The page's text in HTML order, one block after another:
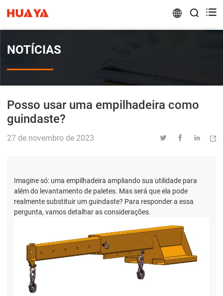
 
NOTÍCIAS
Posso usar uma empilhadeira como
guindaste?
27 de novembro de 2023    
Imagine só: uma empilhadeira ampliando sua utilidade para
além do levantamento de paletes. Mas será que ela pode
realmente substituir um guindaste? Para responder a essa
pergunta, vamos detalhar as considerações.